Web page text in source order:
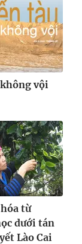
vội
từ
dưới tán
Lào Cai